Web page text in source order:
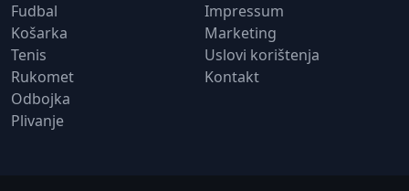
Fudbal
Košarka
Tenis
Rukomet
Odbojka
Plivanje
Impressum
Marketing
Uslovi korištenja
Kontakt